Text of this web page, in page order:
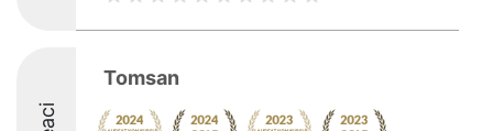
Tomsan